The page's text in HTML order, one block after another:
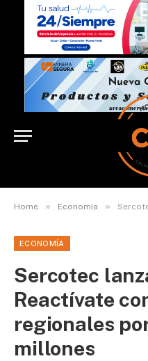
Home » Economía » Sercotec
ECONOMÍA
Sercotec
Reactívate
regionales
millones